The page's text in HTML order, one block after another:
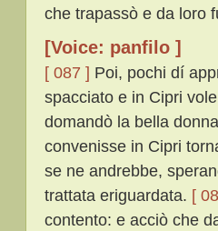
che trapassò e da loro
[Voice: panfilo ]
[ 087 ] Poi, pochi dí
spacciato e in Cipri
domandò la bella
convenisse in Cipri
se ne andrebbe,
trattata eriguardata. [
contento: e acciò che